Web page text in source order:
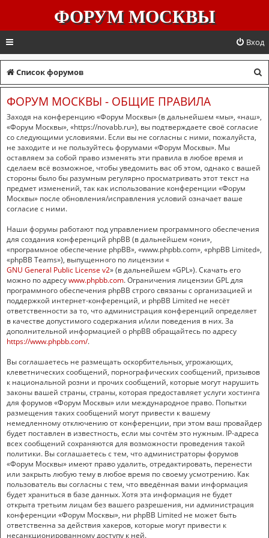
ФОРУМ МОСКВЫ
Вход
Список форумов
о
ФОРУМ МОСКВЫ - ОБЩИЕ ПРАВИЛА
Заходя на конференцию «Форум Москвы» (в дальнейшем «мы», «наш»,
«Форум Москвы», «https://novabb.ru»), вы подтверждаете своё согласие
со следующими условиями. Если вы не согласны с ними, пожалуйста,
не заходите и не пользуйтесь форумами «Форум Москвы». Мы
оставляем за собой право изменять эти правила в любое время и
сделаем всё возможное, чтобы уведомить вас об этом, однако с вашей
стороны было бы разумным регулярно просматривать этот текст на
предмет изменений, так как использование конференции «Форум
Москвы» после обновления/исправления условий означает ваше
согласие с ними.
Наши форумы работают под управлением программного обеспечения
для создания конференций phpBB (в дальнейшем «они»,
«программное обеспечение phpBB», «www.phpbb.com», «phpBB Limited»,
«phpBB Teams»), выпущенного по лицензии «
GNU General Public License v2» (в дальнейшем «GPL»). Скачать его
можно по адресуwww.phpbb.com. Ограничения лицензии GPL для
программного обеспечения phpBB строго связаны с организацией и
поддержкой интернет-конференций, и phpBB Limited не несёт
ответственности за то, что администрация конференций определяет
в качестве допустимого содержания и/или поведения в них. За
дополнительной информацией о phpBB обращайтесь по адресу
https://www.phpbb.com/.
Вы соглашаетесь не размещать оскорбительных, угрожающих,
клеветнических сообщений, порнографических сообщений, призывов
к национальной розни и прочих сообщений, которые могут нарушить
законы вашей страны, страны, которая предоставляет услуги хостинга
для форумов «Форум Москвы» или международное право. Попытки
размещения таких сообщений могут привести к вашему
немедленному отключению от конференции, при этом ваш провайдер
будет поставлен в известность, если мы сочтём это нужным. IP-адреса
всех сообщений сохраняются для возможности проведения такой
политики. Вы соглашаетесь с тем, что администраторы форумов
«Форум Москвы» имеют право удалить, отредактировать, перенести
или закрыть любую тему в любое время по своему усмотрению. Как
пользователь вы согласны с тем, что введённая вами информация
будет храниться в базе данных. Хотя эта информация не будет
открыта третьим лицам без вашего разрешения, ни администрация
конференции «Форум Москвы», ни phpBB Limited не может быть
ответственна за действия хакеров, которые могут привести к
несанкционированному доступу к ней.